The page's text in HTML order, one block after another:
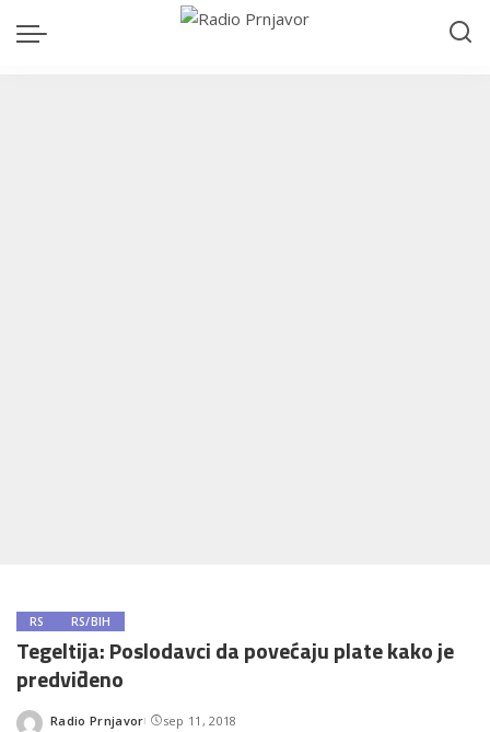
RS RS/BIH
Tegeltija: Poslodavci da povećaju plate kako je
predviđeno
Posted
Radio Prnjavor sep 11, 2018